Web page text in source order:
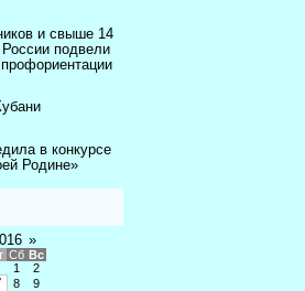
и свыше 14
подвели
в конкурсе
Родине»
»
Сб Вс
1
2
8
9